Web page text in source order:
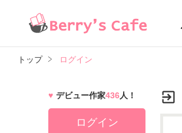
トップ ログイン
デビュー作家436人！
ログイン